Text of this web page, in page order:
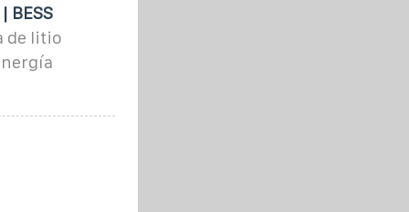
BESS
de litio